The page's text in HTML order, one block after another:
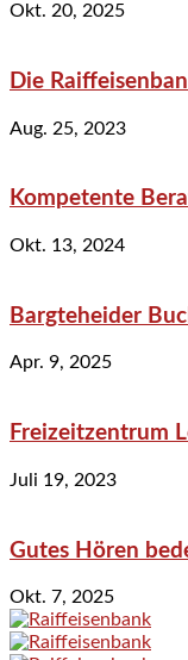
Okt. 20, 2025
Die
Aug. 25, 2023
Kompetente
Okt. 13, 2024
Bargteheider
Apr. 9, 2025
Freizeitzentrum
Juli 19, 2023
Gutes Hören
Okt. 7, 2025